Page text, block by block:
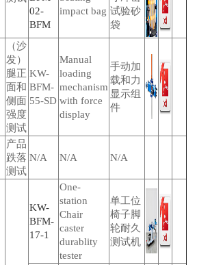
02-
BFM
impact bag 试验砂
袋
（沙
发）
腿正
面和
侧面
强度
测试
KW-
BFM-
55-SD
Manual
loading
mechanism
with force
display
手动加
载和力
显示组
件
产品
跌落
测试
N/A N/A N/A
KW-
BFM-
17-1
One-
station
Chair
caster
durablity
tester
单工位
椅子脚
轮耐久
测试机